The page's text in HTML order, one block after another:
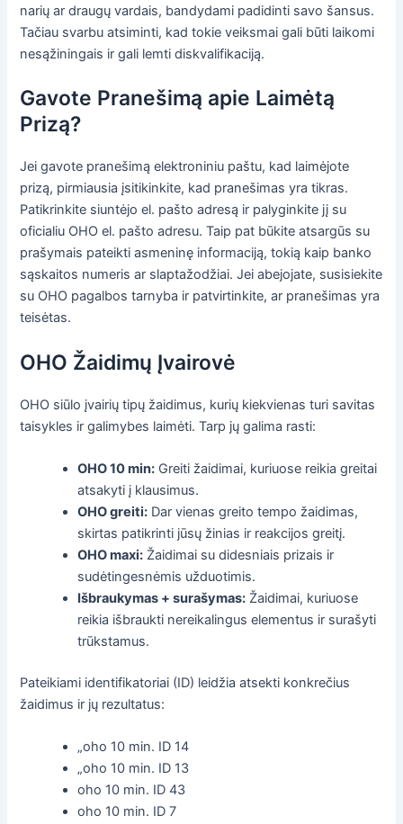
narių ar draugų vardais, bandydami padidinti savo šansus.
Tačiau svarbu atsiminti, kad tokie veiksmai gali būti laikomi
nesąžiningais ir gali lemti diskvalifikaciją.
Gavote Pranešimą apie Laimėtą
Prizą?
Jei gavote pranešimą elektroniniu paštu, kad laimėjote
prizą, pirmiausia įsitikinkite, kad pranešimas yra tikras.
Patikrinkite siuntėjo el. pašto adresą ir palyginkite jį su
oficialiu OHO el. pašto adresu. Taip pat būkite atsargūs su
prašymais pateikti asmeninę informaciją, tokią kaip banko
sąskaitos numeris ar slaptažodžiai. Jei abejojate, susisiekite
su OHO pagalbos tarnyba ir patvirtinkite, ar pranešimas yra
teisėtas.
OHO Žaidimų Įvairovė
OHO siūlo įvairių tipų žaidimus, kurių kiekvienas turi savitas
taisykles ir galimybes laimėti. Tarp jų galima rasti:
OHO 10 min: Greiti žaidimai, kuriuose reikia greitai
atsakyti į klausimus.
OHO greiti: Dar vienas greito tempo žaidimas,
skirtas patikrinti jūsų žinias ir reakcijos greitį.
OHO maxi: Žaidimai su didesniais prizais ir
sudėtingesnėmis užduotimis.
Išbraukymas + surašymas: Žaidimai, kuriuose
reikia išbraukti nereikalingus elementus ir surašyti
trūkstamus.
Pateikiami identifikatoriai (ID) leidžia atsekti konkrečius
žaidimus ir jų rezultatus:
„oho 10 min. ID 14
„oho 10 min. ID 13
oho 10 min. ID 43
oho 10 min. ID 7